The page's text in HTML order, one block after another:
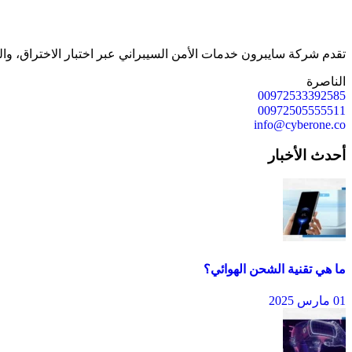
تقدم شركة سايبرون خدمات الأمن السيبراني عبر اختبار الاختراق،
الناصرة
00972533392585
00972505555511
info@cyberone.co
أحدث الأخبار
ما هي تقنية الشحن الهوائي؟
01 مارس 2025